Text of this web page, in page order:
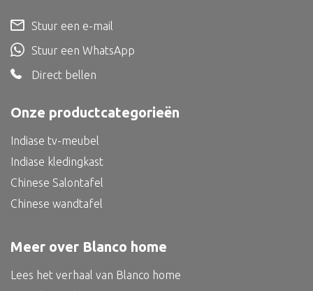
Roomdevider
Deco overig
Alle textiel
Kussen
Tapijt
Kelim
Alle bouwmateriaal
Onze productcategorieën
Indiase tv-meubel
Indiase kledingkast
Chinese Salontafel
Chinese wandtafel
Meer over Blanco home
Lees het verhaal van Blanco home
Stuur een e-mail
Stuur een WhatsApp
Direct bellen